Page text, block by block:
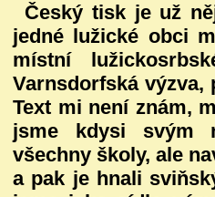
Český tisk je už
jedné lužické obci
místní
Varnsdorfská výzva,
Text mi není znám,
jsme kdysi svým
všechny školy, ale
a pak je hnali